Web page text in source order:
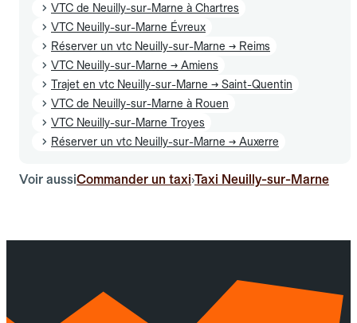
VTC de Neuilly-sur-Marne à Chartres
VTC Neuilly-sur-Marne Évreux
Réserver un vtc Neuilly-sur-Marne → Reims
VTC Neuilly-sur-Marne → Amiens
Trajet en vtc Neuilly-sur-Marne → Saint-Quentin
VTC de Neuilly-sur-Marne à Rouen
VTC Neuilly-sur-Marne Troyes
Réserver un vtc Neuilly-sur-Marne → Auxerre
Voir aussiCommander un taxi›Taxi Neuilly-sur-Marne